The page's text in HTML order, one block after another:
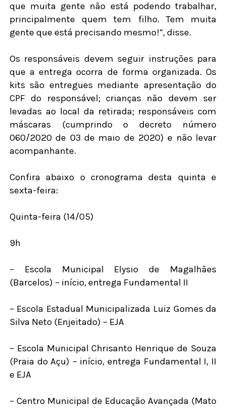
que muita gente não está podendo trabalhar,
principalmente quem tem filho. Tem muita
gente que está precisando mesmo!”, disse.
Os responsáveis devem seguir instruções para
que a entrega ocorra de forma organizada. Os
kits são entregues mediante apresentação do
CPF do responsável; crianças não devem ser
levadas ao local da retirada; responsáveis com
máscaras (cumprindo o decreto número
060/2020 de 03 de maio de 2020) e não levar
acompanhante.
Confira abaixo o cronograma desta quinta e
sexta-feira:
Quinta-feira (14/05)
9h
– Escola Municipal Elysio de Magalhães
(Barcelos) – início, entrega Fundamental II
– Escola Estadual Municipalizada Luiz Gomes da
Silva Neto (Enjeitado) – EJA
– Escola Municipal Chrisanto Henrique de Souza
(Praia do Açu) – início, entrega Fundamental I, II
e EJA
– Centro Municipal de Educação Avançada (Mato